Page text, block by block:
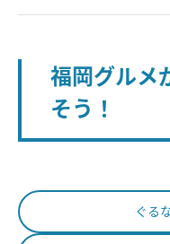
福岡グルメ
そう！
ぐる